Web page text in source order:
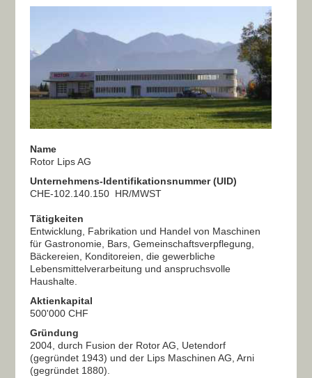
Name
Rotor Lips AG
Unternehmens-Identifikationsnummer (UID)
CHE-102.140.150 HR/MWST
Tätigkeiten
Entwicklung, Fabrikation und Handel von Maschinen
für Gastronomie, Bars, Gemeinschaftsverpflegung,
Bäckereien, Konditoreien, die gewerbliche
Lebensmittelverarbeitung und anspruchsvolle
Haushalte.
Aktienkapital
500'000 CHF
Gründung
2004, durch Fusion der Rotor AG, Uetendorf
(gegründet 1943) und der Lips Maschinen AG, Arni
(gegründet 1880).